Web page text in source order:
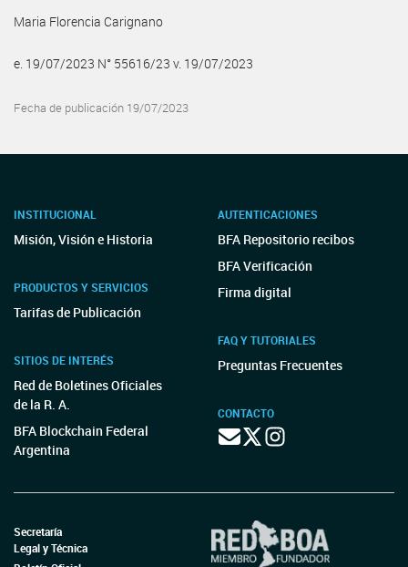
Maria Florencia Carignano
e. 19/07/2023 N° 55616/23 v. 19/07/2023
Fecha de publicación 19/07/2023
INSTITUCIONAL
Misión, Visión e Historia
PRODUCTOS Y SERVICIOS
Tarifas de Publicación
SITIOS DE INTERÉS
Red de Boletines Oficiales
de la R. A.
BFA Blockchain Federal
Argentina
AUTENTICACIONES
BFA Repositorio recibos
BFA Verificación
Firma digital
FAQ Y TUTORIALES
Preguntas Frecuentes
CONTACTO
Secretaría
Legal y Técnica